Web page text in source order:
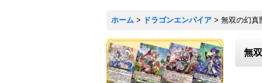
ホーム > ドラゴンエンパイア > 無双の幻真
無